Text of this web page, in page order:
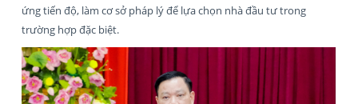
ứng tiến độ, làm cơ sở pháp lý để lựa chọn nhà đầu tư trong
trường hợp đặc biệt.